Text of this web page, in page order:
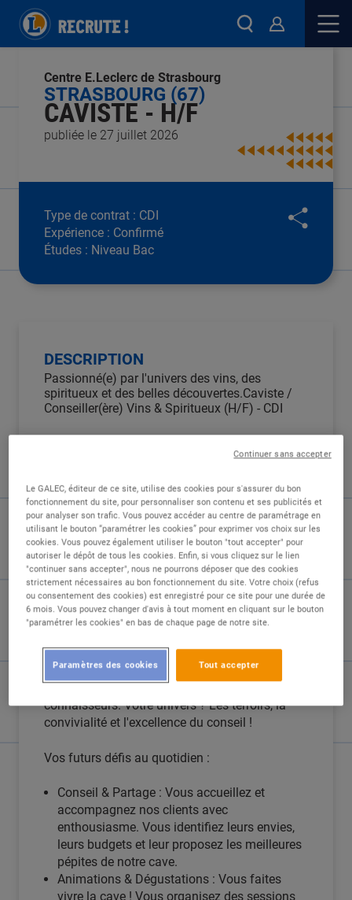
publiée le 27 juillet 2026
CAVISTE - H/F
STRASBOURG (67)
Centre E.Leclerc de Strasbourg
Type de contrat : CDI
Expérience : Confirmé
Études : Niveau Bac
DESCRIPTION
Passionné(e) par l'univers des vins, des
spiritueux et des belles découvertes.Caviste /
Conseiller(ère) Vins & Spiritueux (H/F) - CDI
Votre mission, si vous l'acceptez :
Véritable ambassadeur(drice) du goût au sein
de notre cave, vous transformez chaque
passage en rayon en une véritable expérience
sensorielle pour nos clients !
Qu'il s'agisse de dénicher un grand cru, de
de faire découvrir un spiritueux artisanal, vous
mettez votre passion et vos connaissances au
service des amateurs comme des
connaisseurs. Votre univers ? Les terroirs, la
convivialité et l'excellence du conseil !
Vos futurs défis au quotidien :
Conseil & Partage : Vous accueillez et
accompagnez nos clients avec
enthousiasme. Vous identifiez leurs envies,
leurs budgets et leur proposez les meilleures
pépites de notre cave.
Animations & Dégustations : Vous faites
vivre la cave ! Vous organisez des sessions
Le GALEC, éditeur de ce site, utilise des cookies pour s'assurer du bon
fonctionnement du site, pour personnaliser son contenu et ses publicités et
pour analyser son trafic. Vous pouvez accéder au centre de paramétrage en
utilisant le bouton “paramétrer les cookies” pour exprimer vos choix sur les
cookies. Vous pouvez également utiliser le bouton "tout accepter" pour
autoriser le dépôt de tous les cookies. Enfin, si vous cliquez sur le lien
"continuer sans accepter", nous ne pourrons déposer que des cookies
strictement nécessaires au bon fonctionnement du site. Votre choix (refus
ou consentement des cookies) est enregistré pour ce site pour une durée de
6 mois. Vous pouvez changer d'avis à tout moment en cliquant sur le bouton
"paramétrer les cookies" en bas de chaque page de notre site.
Tout accepter
Paramètres des cookies
Continuer sans accepter